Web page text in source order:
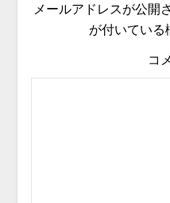
メールアドレスが公開
が付いている
コ